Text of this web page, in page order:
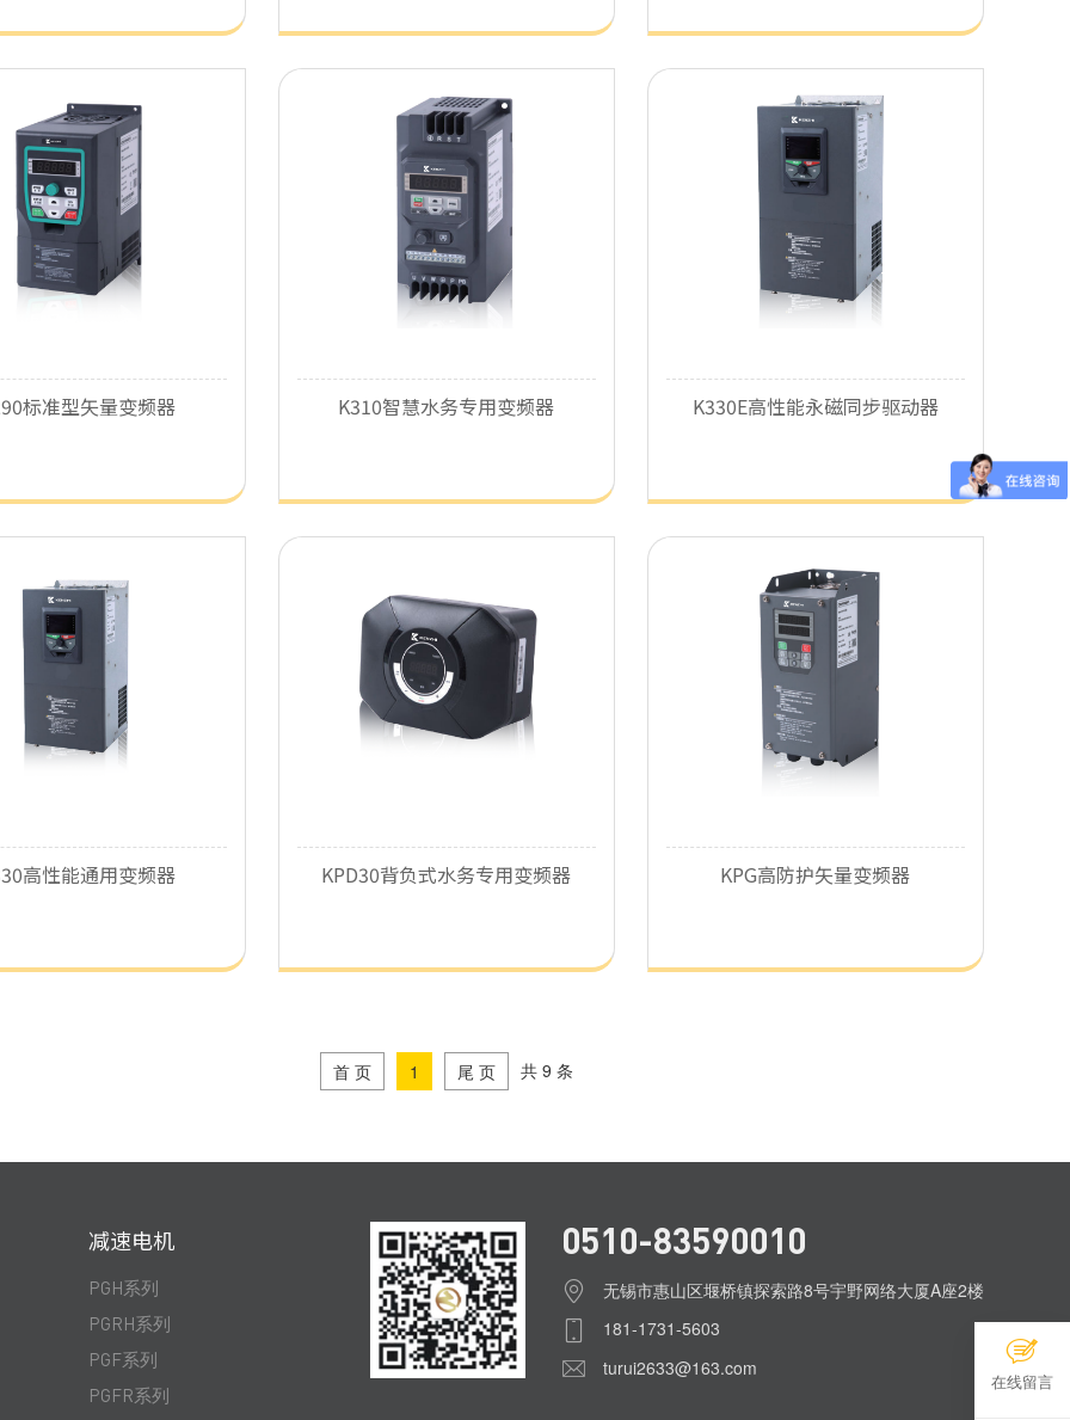
标准型矢量变频器 K310智慧水务专用变频器
了解详细
K330E高性能永磁同步驱动器
了解详细
高性能通用变频器 KPD30背负式水务专用变频器
了解详细
KPG高防护矢量变频器
首 页 1 尾 页 共 9 条
减速电机
PGH系列
PGRH系列
PGF系列
PGFR系列
0510-83590010
无锡市惠山区堰桥镇探索路8号宇野网络大厦A座2楼
181-1731-5603
turui2633@163.com
在线留言